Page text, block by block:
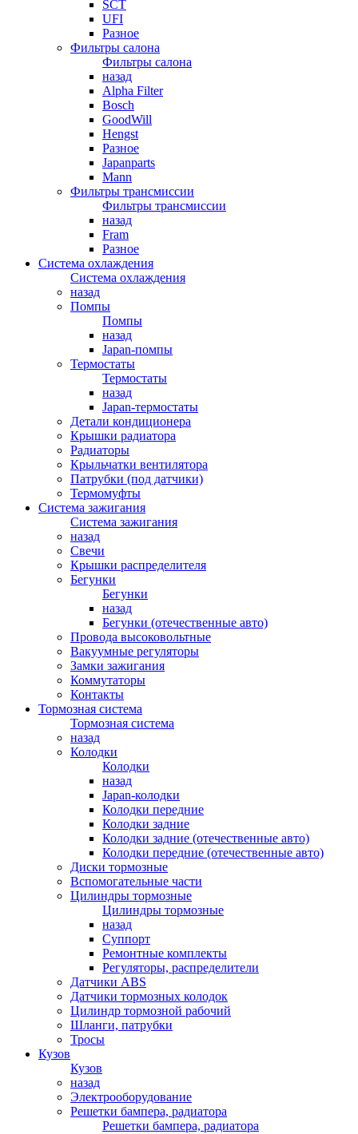
SCT
UFI
Разное
Фильтры салона
Фильтры салона
назад
Alpha Filter
Bosch
GoodWill
Hengst
Разное
Japanparts
Mann
Фильтры трансмиссии
Фильтры трансмиссии
назад
Fram
Разное
Система охлаждения
Система охлаждения
назад
Помпы
Помпы
назад
Japan-помпы
Термостаты
Термостаты
назад
Japan-термостаты
Детали кондиционера
Крышки радиатора
Радиаторы
Крыльчатки вентилятора
Патрубки (под датчики)
Термомуфты
Система зажигания
Система зажигания
назад
Свечи
Крышки распределителя
Бегунки
Бегунки
назад
Бегунки (отечественные авто)
Провода высоковольтные
Вакуумные регуляторы
Замки зажигания
Коммутаторы
Контакты
Тормозная система
Тормозная система
назад
Колодки
Колодки
назад
Japan-колодки
Колодки передние
Колодки задние
Колодки задние (отечественные авто)
Колодки передние (отечественные авто)
Диски тормозные
Вспомогательные части
Цилиндры тормозные
Цилиндры тормозные
назад
Суппорт
Ремонтные комплекты
Регуляторы, распределители
Датчики ABS
Датчики тормозных колодок
Цилиндр тормозной рабочий
Шланги, патрубки
Тросы
Кузов
Кузов
назад
Электрооборудование
Решетки бампера, радиатора
Решетки бампера, радиатора